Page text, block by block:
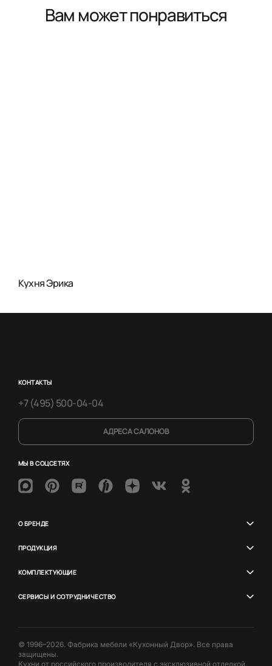
Вам может понравиться
Кухня Эрика
КОНТАКТЫ
+7 (495) 500-04-04
АДРЕСА САЛОНОВ
МЫ В СОЦСЕТЯХ
О БРЕНДЕ
ПРОДУКЦИЯ
КОМПЛЕКТУЮЩИЕ
СЕРВИСЫ И СОТРУДНИЧЕСТВО
© 1996–2026. Фабрика мебели «Кухонный Двор». Все права
защищены.
Кухни от российского производителя с эксклюзивной отделкой.